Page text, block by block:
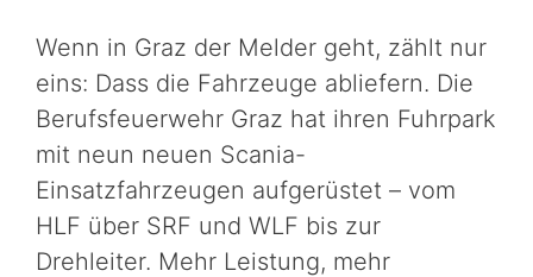
Wenn in Graz der Melder geht, zählt nur
eins: Dass die Fahrzeuge abliefern. Die
Berufsfeuerwehr Graz hat ihren Fuhrpark
mit neun neuen Scania-
Einsatzfahrzeugen aufgerüstet – vom
HLF über SRF und WLF bis zur
Drehleiter. Mehr Leistung, mehr